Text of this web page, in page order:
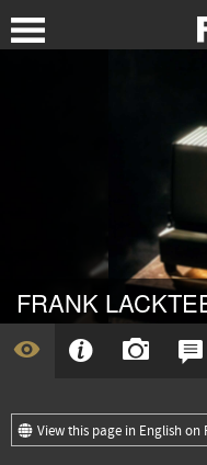
FRANK
View this page in English on